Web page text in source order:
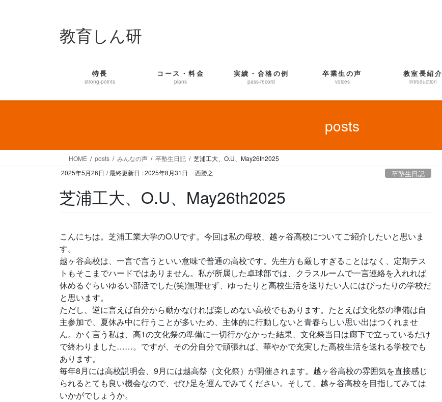
移
教育しん研
特長
strong-points
コース・料金
plans
実績・合格の例
pass-record
卒業生の声
voices
教室長紹介
introduction
posts
HOME posts みんなの声 卒塾生日記
芝浦工大、O.U、May26th2025
2025年5月26日 / 最終更新日 :2025年8月31日 西勝之 卒塾生日記
芝浦工大、O.U、May26th2025
こんにちは。芝浦工業大学のO.Uです。今回は私の母校、越ヶ谷高校についてご紹介したいと思いま
す。
越ヶ谷高校は、一言で言うといい意味で普通の高校です。先生方も厳しすぎることはなく、定期テス
トもそこまでハードではありません。私が所属した卓球部では、クラスルームで一言連絡を入れれば
休めるぐらいゆるい部活でした(笑)無理せず、ゆったりと高校生活を送りたい人にはぴったりの学校だ
と思います。
ただし、逆に言えば自分から動かなければ楽しめない高校でもあります。たとえば文化祭の準備は自
主参加で、夏休み中に行うことが多いため、主体的に行動しないと青春らしい思い出はつくれませ
ん。かく言う私は、高1の文化祭の準備に一切行かなかった結果、文化祭当日は廊下で立っているだけ
で終わりました……。ですが、その分自分で頑張れば、華やかで充実した高校生活を送れる学校でも
あります。
毎年8月には高校説明会、9月には越高祭（文化祭）が開催されます。越ヶ谷高校の雰囲気を直接感じ
られるとても良い機会なので、ぜひ足を運んでみてください。そして、越ヶ谷高校を目指してみては
いかがでしょうか。